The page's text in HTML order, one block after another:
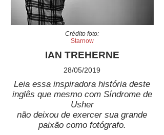
Crédito foto:
Starnow
IAN TREHERNE
28/05/2019
Leia essa inspiradora história deste
inglês que mesmo com Síndrome de
Usher
não deixou de exercer sua grande
paixão como fotógrafo.